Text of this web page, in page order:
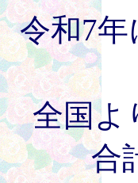
令和7
全国よ
合